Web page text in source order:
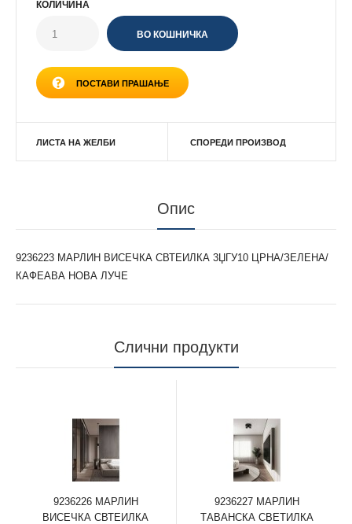
КОЛИЧИНА
ПОСТАВИ ПРАШАЊЕ
ЛИСТА НА ЖЕЛБИ СПОРЕДИ ПРОИЗВОД
Опис
9236223 МАРЛИН ВИСЕЧКА СВТЕИЛКА 3ЏГУ10 ЦРНА/ЗЕЛЕНА/
КАФЕАВА НОВА ЛУЧЕ
Слични продукти
9236226 МАРЛИН
ВИСЕЧКА СВТЕИЛКА
9236227 МАРЛИН
ТАВАНСКА СВЕТИЛКА